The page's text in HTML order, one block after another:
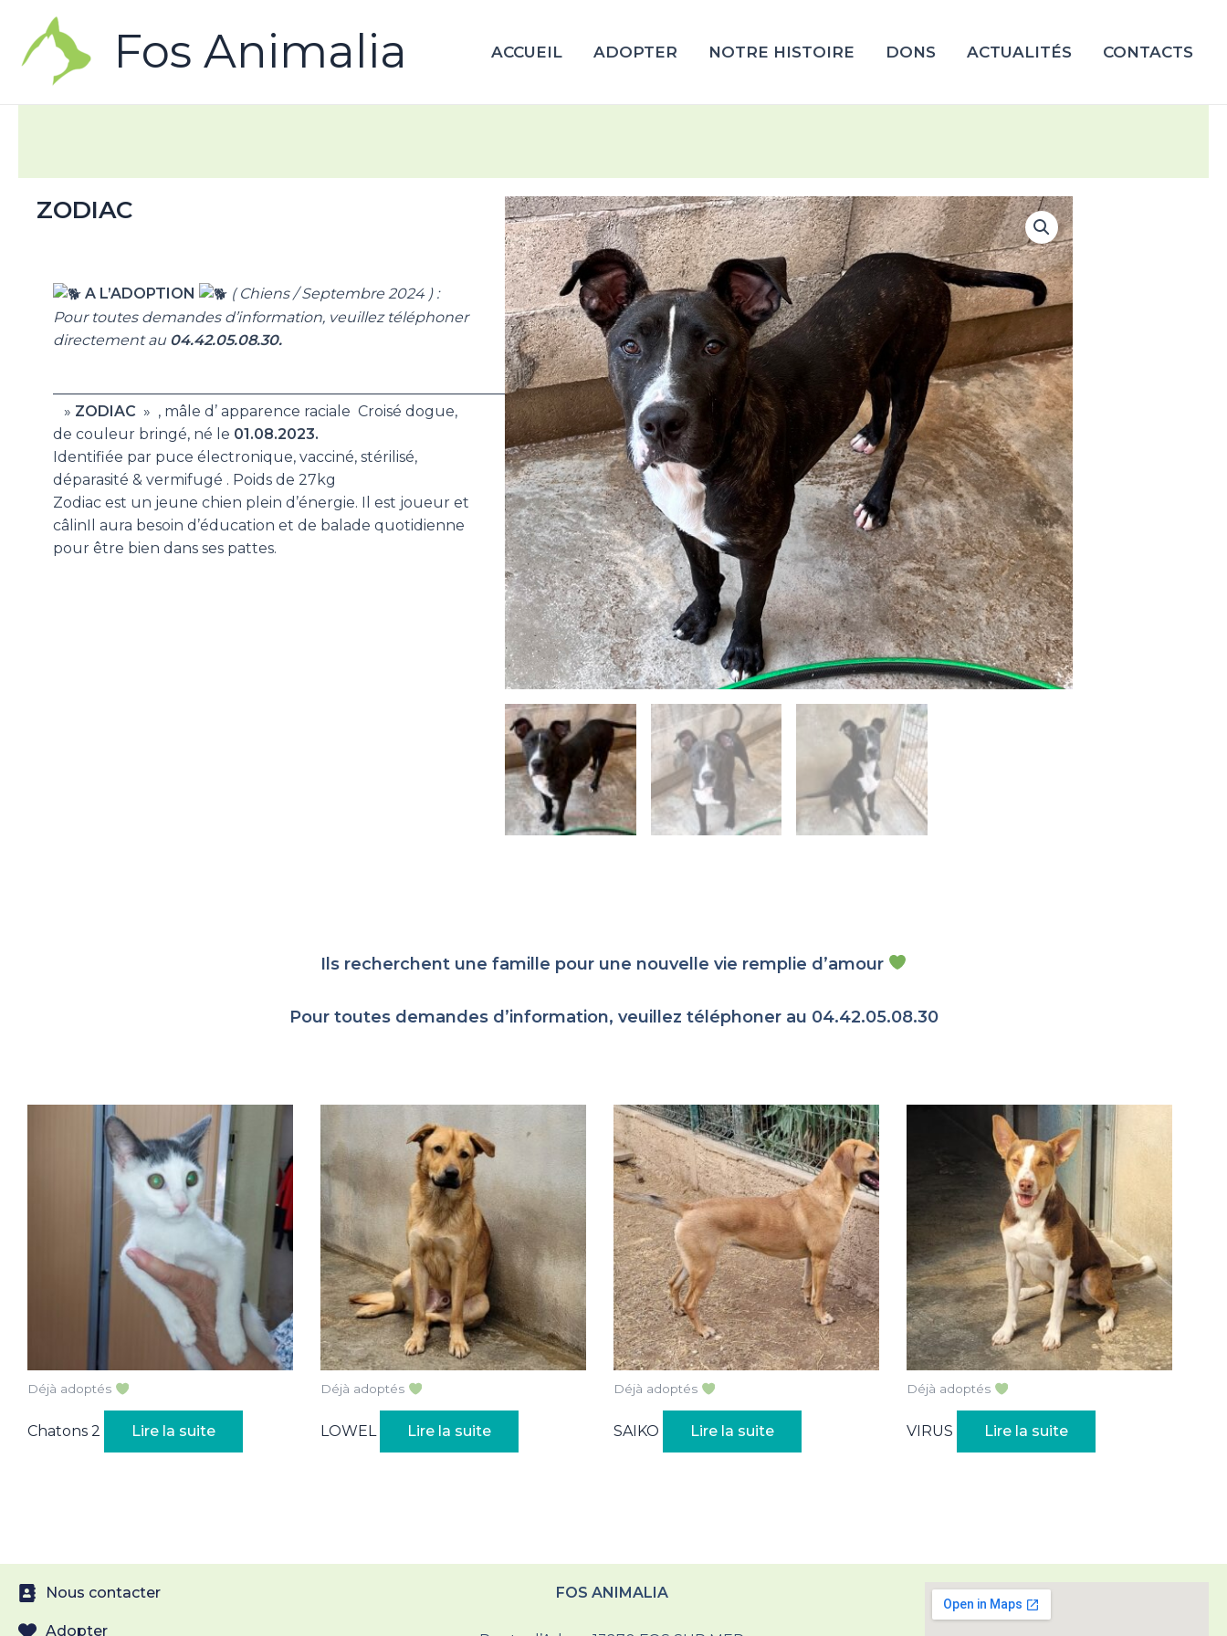
Fos Animalia ACCUEIL ADOPTER NOTRE HISTOIRE DONS ACTUALITÉS CONTACTS
ZODIAC
A L’ADOPTION
( Chiens / Septembre 2024 ) :
Pour toutes demandes d’information, veuillez téléphoner
directement au 04.42.05.08.30.
___________________________________________________________________________
» ZODIAC » , mâle d’ apparence raciale Croisé dogue,
de couleur bringé, né le 01.08.2023.
Identifiée par puce électronique, vacciné, stérilisé,
déparasité & vermifugé . Poids de 27kg
Zodiac est un jeune chien plein d’énergie. Il est joueur et
câlinIl aura besoin d’éducation et de balade quotidienne
pour être bien dans ses pattes.
Ils recherchent une famille pour une nouvelle vie remplie d’amour
Pour toutes demandes d’information, veuillez téléphoner au 04.42.05.08.30
Déjà adoptés
Chatons 2 Lire la suite
Déjà adoptés
LOWEL Lire la suite
Déjà adoptés
SAIKO Lire la suite
Déjà adoptés
VIRUS Lire la suite
Nous contacter
Adopter
FOS ANIMALIA